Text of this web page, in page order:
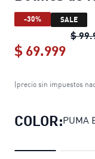
-30% SALE
$
$ 69.999
(precio sin impuestos
COLOR:PUMA